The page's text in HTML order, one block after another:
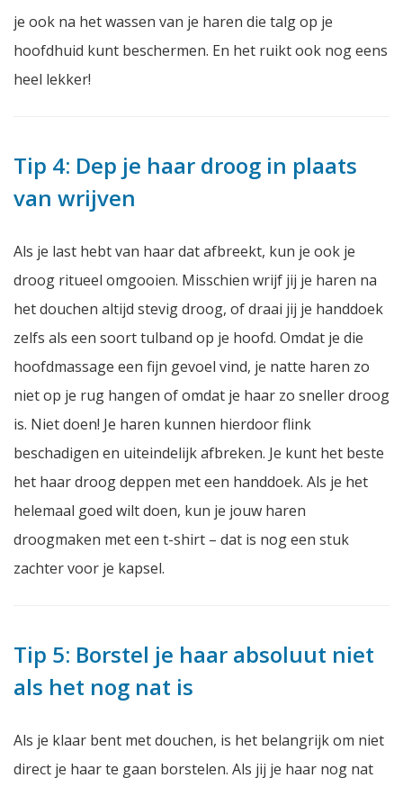
je ook na het wassen van je haren die talg op je
hoofdhuid kunt beschermen. En het ruikt ook nog eens
heel lekker!
Tip 4: Dep je haar droog in plaats
van wrijven
Als je last hebt van haar dat afbreekt, kun je ook je
droog ritueel omgooien. Misschien wrijf jij je haren na
het douchen altijd stevig droog, of draai jij je handdoek
zelfs als een soort tulband op je hoofd. Omdat je die
hoofdmassage een fijn gevoel vind, je natte haren zo
niet op je rug hangen of omdat je haar zo sneller droog
is. Niet doen! Je haren kunnen hierdoor flink
beschadigen en uiteindelijk afbreken. Je kunt het beste
het haar droog deppen met een handdoek. Als je het
helemaal goed wilt doen, kun je jouw haren
droogmaken met een t-shirt – dat is nog een stuk
zachter voor je kapsel.
Tip 5: Borstel je haar absoluut niet
als het nog nat is
Als je klaar bent met douchen, is het belangrijk om niet
direct je haar te gaan borstelen. Als jij je haar nog nat